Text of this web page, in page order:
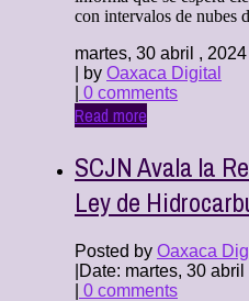
con intervalos de nubes
martes, 30 abril , 2024
| by Oaxaca Digital
0 comments
Read more
SCJN Avala la
Ley de
Posted by Oaxaca
Date: martes, 30 abril
0 comments